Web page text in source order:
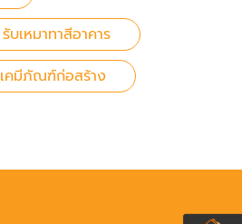
รับเหมาทาสีอาคาร
เคมีภัณฑ์ก่อสร้าง